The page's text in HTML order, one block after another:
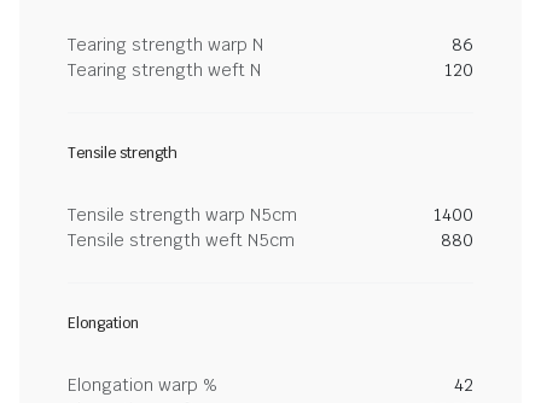
Tearing strength warp N
86
Tearing strength weft N
120
Tensile strength
Tensile strength warp N5cm
1400
Tensile strength weft N5cm
880
Elongation
Elongation warp %
42